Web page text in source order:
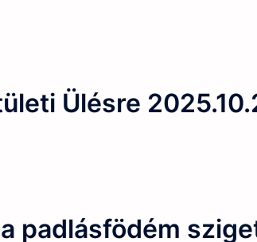
Ülésre
padlásfödém